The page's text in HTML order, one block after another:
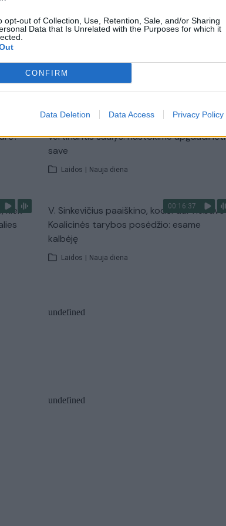
opt-out of Collection, Use, Retention, Sale, and/or Sharing
Data that Is Unrelated with the Purposes for which it
CONFIRM
Data Deletion Data Access Privacy Policy
Žinios | Lietuvos diena
00:11:27
Lietuvos pasiruošimą pavojams neigiamai
vertinantis šaulys: nustokime apgaudinėti
save
Laidos | Nauja diena
kiek
00:16:37
V. Sinkevičius paaiškino, kodėl dar nebuvo
Koalicinės tarybos posėdžio: esame
kalbėję
Laidos | Nauja diena